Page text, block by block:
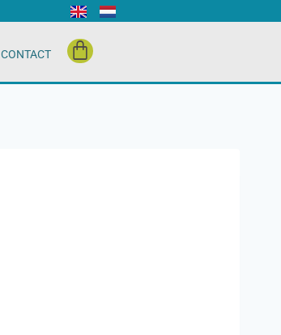
CONTACT